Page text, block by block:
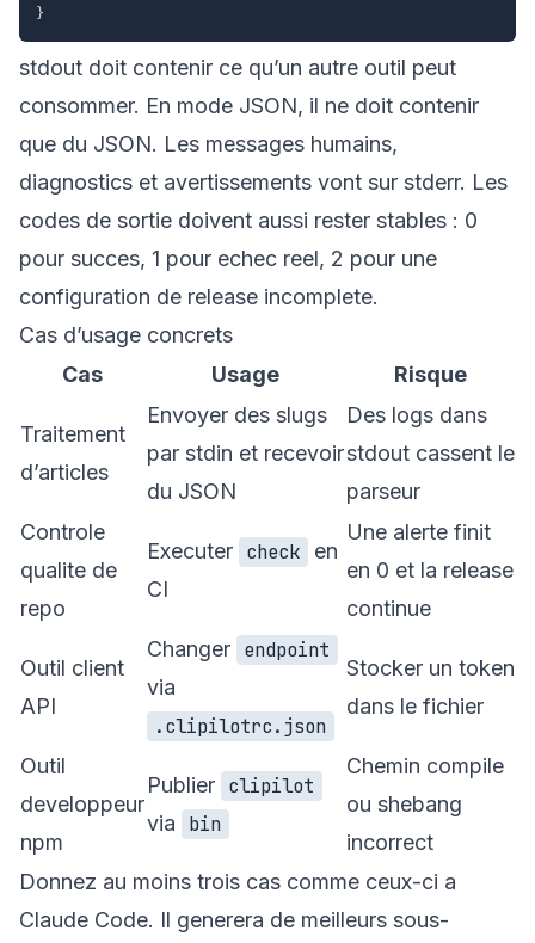
}
stdout doit contenir ce qu’un autre outil peut
consommer. En mode JSON, il ne doit contenir
que du JSON. Les messages humains,
diagnostics et avertissements vont sur stderr. Les
codes de sortie doivent aussi rester stables : 0
pour succes, 1 pour echec reel, 2 pour une
configuration de release incomplete.
Cas d’usage concrets
Cas
Usage Risque
Traitement
d’articles
Envoyer des slugs
par stdin et recevoir
du JSON
Des logs dans
stdout cassent le
parseur
Controle
qualite de
repo
Executer check
en
CI
Une alerte finit
en 0 et la release
continue
Outil client
API
Changer endpoint
via
.clipilotrc.json
Stocker un token
dans le fichier
Outil
developpeur
npm
Publier clipilot
via
bin
Chemin compile
ou shebang
incorrect
Donnez au moins trois cas comme ceux-ci a
Claude Code. Il generera de meilleurs sous-